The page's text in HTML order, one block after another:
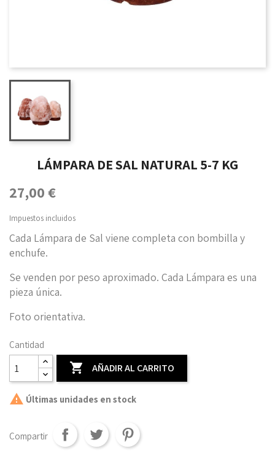
LÁMPARA DE SAL NATURAL 5-7 KG
27,00 €
Impuestos incluidos
Cada Lámpara de Sal viene completa con bombilla y
enchufe.
Se venden por peso aproximado. Cada Lámpara es una
pieza única.
Foto orientativa.
Cantidad
 AÑADIR AL CARRITO
 Últimas unidades en stock
Compartir